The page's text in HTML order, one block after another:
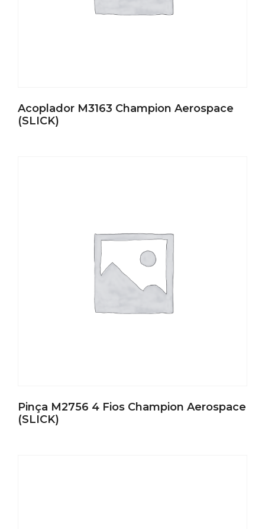
Acoplador M3163 Champion Aerospace
(SLICK)
Pinça M2756 4 Fios Champion Aerospace
(SLICK)